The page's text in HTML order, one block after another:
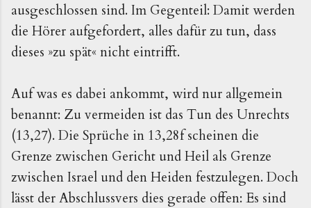
ausgeschlossen sind. Im Gegenteil: Damit werden
die Hörer aufgefordert, alles dafür zu tun, dass
dieses »zu spät« nicht eintrifft.
Auf was es dabei ankommt, wird nur allgemein
benannt: Zu vermeiden ist das Tun des Unrechts
(13,27). Die Sprüche in 13,28f scheinen die
Grenze zwischen Gericht und Heil als Grenze
zwischen Israel und den Heiden festzulegen. Doch
lässt der Abschlussvers dies gerade offen: Es sind